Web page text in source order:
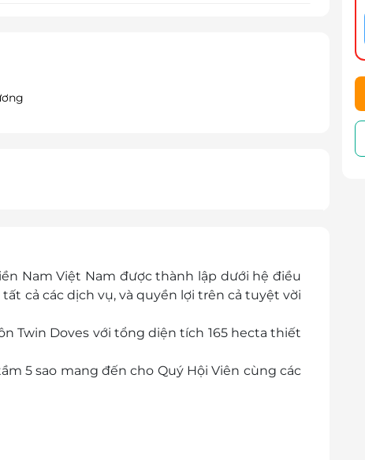
Nam Việt Nam được thành lập dưới hệ điều
cả các dịch vụ, và quyền lợi trên cả tuyệt vời
Twin Doves với tổng diện tích 165 hecta thiết
5 sao mang đến cho Quý Hội Viên cùng các